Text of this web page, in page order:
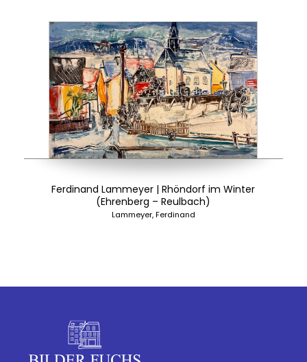
Ferdinand Lammeyer | Rhöndorf im Winter
(Ehrenberg – Reulbach)
Lammeyer, Ferdinand